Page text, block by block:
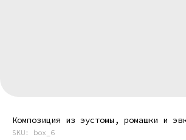
Композиция из эустомы, ромашки и
SKU: box_6